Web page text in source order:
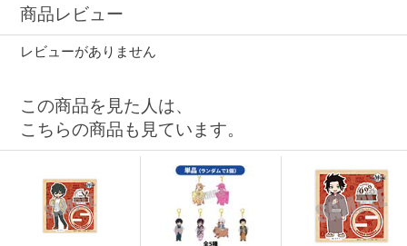
商品レビュー
レビューがありません
この商品を見た人は、
こちらの商品も見ています。